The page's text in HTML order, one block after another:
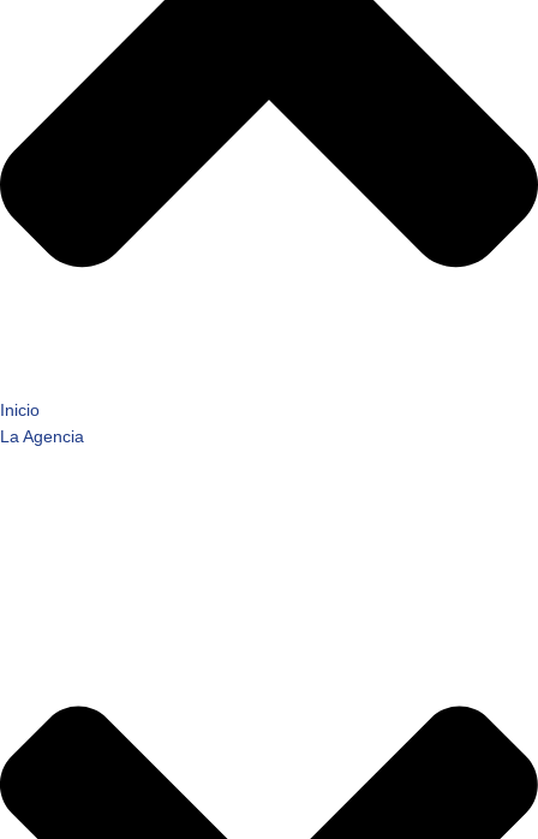
Inicio
La Agencia